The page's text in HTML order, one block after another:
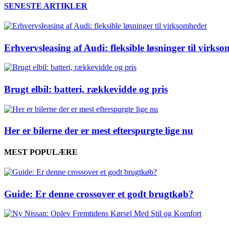
SENESTE ARTIKLER
Erhvervsleasing af Audi: fleksible løsninger til
Brugt elbil: batteri, rækkevidde og pris
Her er bilerne der er mest efterspurgte lige nu
MEST POPULÆRE
Guide: Er denne crossover et godt brugtkøb?